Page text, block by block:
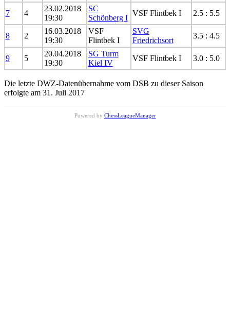
7 4
23.02.2018
19:30
SC
Schönberg I
VSF Flintbek I 2.5 : 5.5
8 2
16.03.2018
19:30
VSF
Flintbek I
SVG
Friedrichsort
3.5 : 4.5
9 5
20.04.2018
19:30
SG Turm
Kiel IV
VSF Flintbek I 3.0 : 5.0
Die letzte DWZ-Datenübernahme vom DSB zu dieser Saison
erfolgte am 31. Juli 2017
Powered by ChessLeagueManager